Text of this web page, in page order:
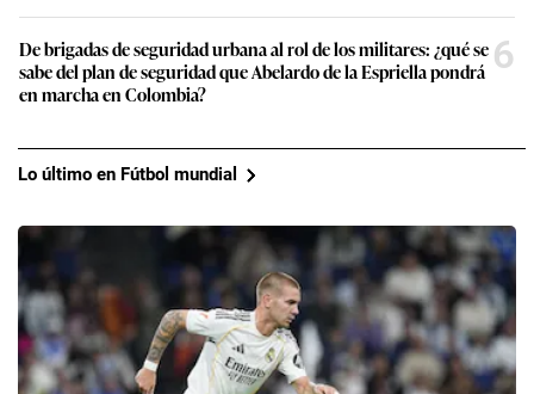
De brigadas de seguridad urbana al rol de los militares: ¿qué se
sabe del plan de seguridad que Abelardo de la Espriella pondrá
en marcha en Colombia?
6
Lo último en Fútbol mundial